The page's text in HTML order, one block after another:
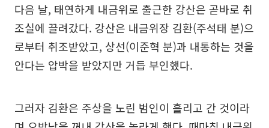
다음 날, 태연하게 내금위로 출근한 강산은 곧바로 취
조실에 끌려갔다. 강산은 내금위장 김환(주석태 분)으
로부터 취조받았고, 상선(이준혁 분)과 내통하는 것을
안다는 압박을 받았지만 거듭 부인했다.
그러자 김환은 주상을 노린 범인이 흘리고 간 것이라